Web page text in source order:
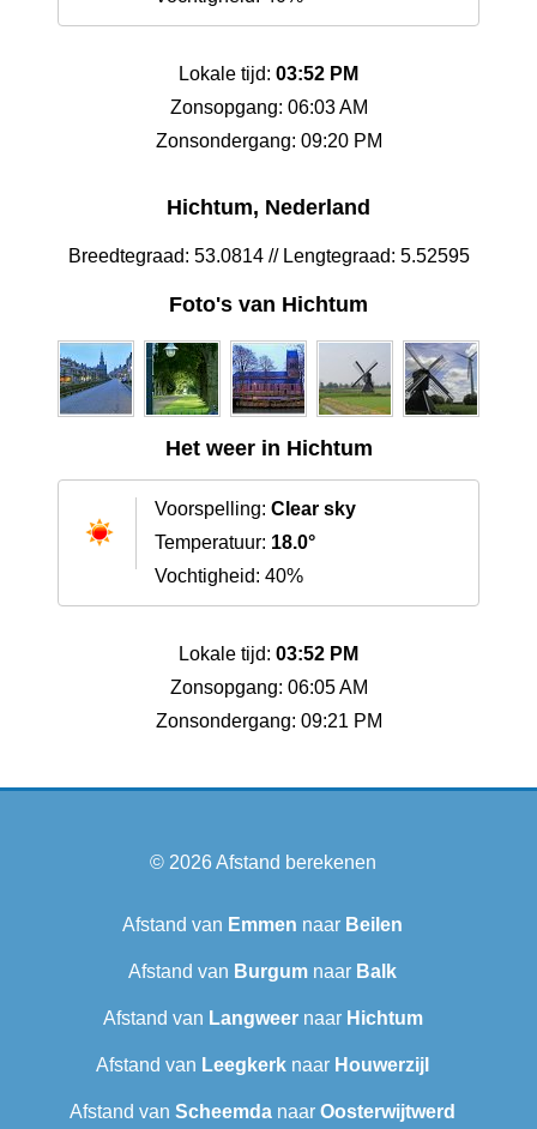
Lokale tijd: 03:52 PM
Zonsopgang: 06:03 AM
Zonsondergang: 09:20 PM
Hichtum, Nederland
Breedtegraad: 53.0814 // Lengtegraad: 5.52595
Foto's van Hichtum
Het weer in Hichtum
Voorspelling: Clear sky
Temperatuur: 18.0°
Vochtigheid: 40%
Lokale tijd: 03:52 PM
Zonsopgang: 06:05 AM
Zonsondergang: 09:21 PM
© 2026Afstand berekenen
Afstand van Emmen naar Beilen
Afstand van Burgum naar Balk
Afstand van Langweer‎naar Hichtum
Afstand van Leegkerk naar Houwerzijl
Afstand van Scheemda naar Oosterwijtwerd